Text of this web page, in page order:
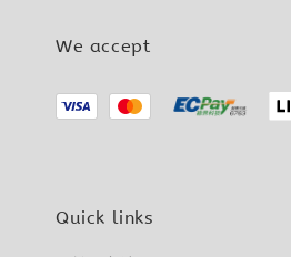
We accept
Quick links